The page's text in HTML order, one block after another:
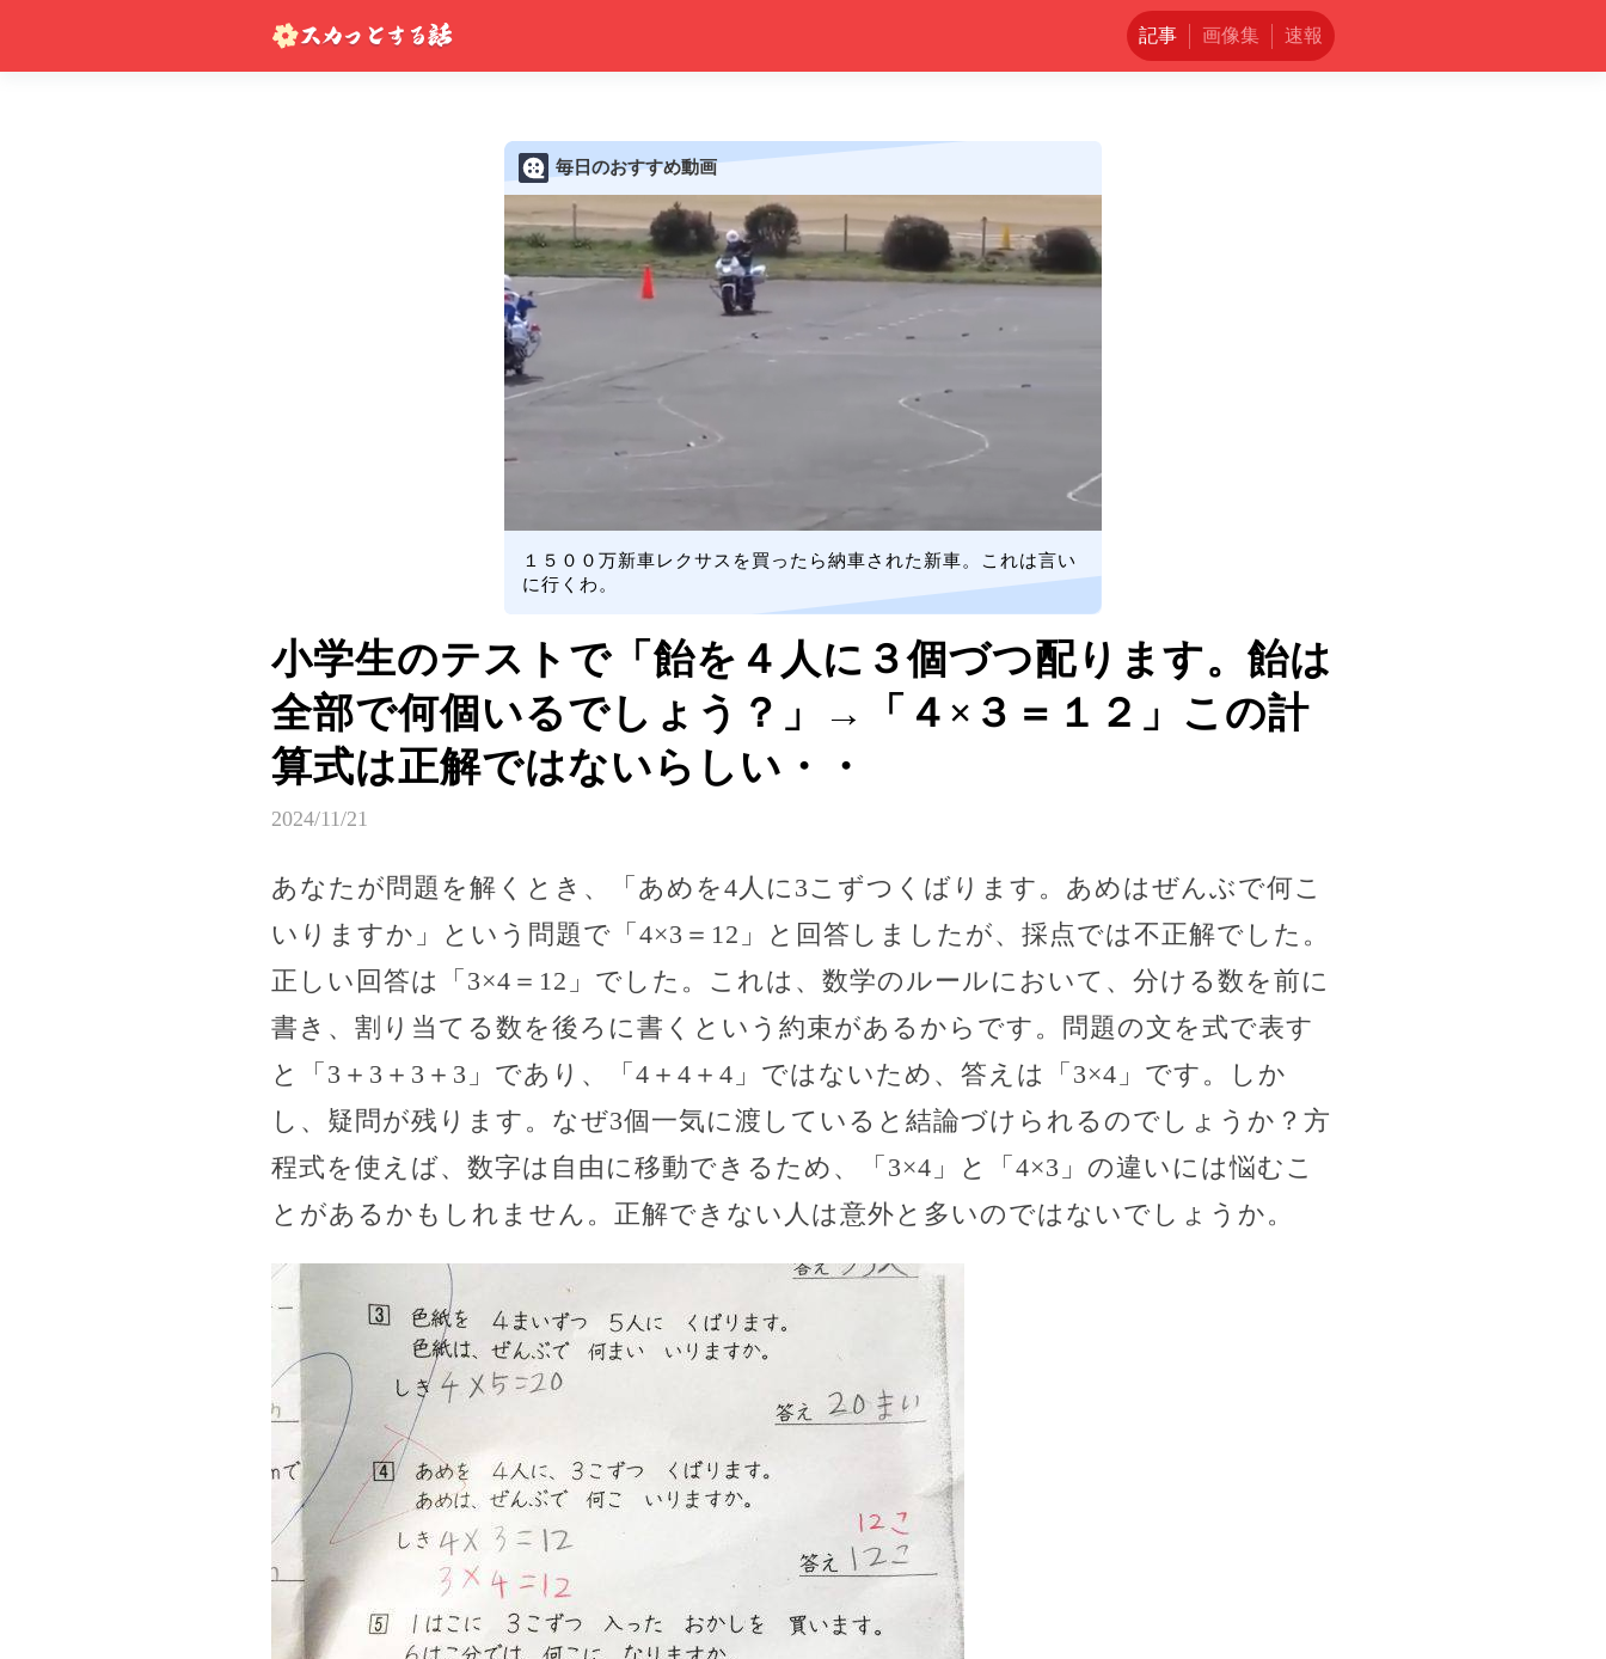
記事 画像集 速報
毎日のおすすめ動画
１５００万新車レクサスを買ったら納車された新車。これは言い
に行くわ。
小学生のテストで「飴を４人に３個づつ配ります。飴は
全部で何個いるでしょう？」→「４×３＝１２」この計
算式は正解ではないらしい・・
2024/11/21
あなたが問題を解くとき、「あめを4人に3こずつくばります。あめはぜんぶで何こ
いりますか」という問題で「4×3＝12」と回答しましたが、採点では不正解でした。
正しい回答は「3×4＝12」でした。これは、数学のルールにおいて、分ける数を前に
書き、割り当てる数を後ろに書くという約束があるからです。問題の文を式で表す
と「3＋3＋3＋3」であり、「4＋4＋4」ではないため、答えは「3×4」です。しか
し、疑問が残ります。なぜ3個一気に渡していると結論づけられるのでしょうか？方
程式を使えば、数字は自由に移動できるため、「3×4」と「4×3」の違いには悩むこ
とがあるかもしれません。正解できない人は意外と多いのではないでしょうか。